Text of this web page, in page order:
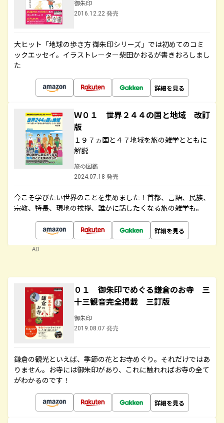
御朱印
2016.12.22 発売
大ヒット「地球の歩き方 御朱印シリーズ」では初めてのコミ
ックエッセイ。イラストレーター柴田かおるが書きおろしまし
た
詳細を見る
Ｗ０１ 世界２４４の国と地域 改訂
版
１９７ヵ国と４７地域を旅の雑学とともに
解説
旅の図鑑
2024.07.18 発売
今こそ学びたい世界のことを集めました！首都、言語、民族、
宗教、特長、現地の挨拶、誰かに話したくなる旅の雑学も。
詳細を見る
AD
０１ 御朱印でめぐる鎌倉のお寺 三
十三観音完全掲載 三訂版
御朱印
2019.08.07 発売
鎌倉の観光といえば、季節の花とお寺めぐり。それだけではあ
りません。お寺には御朱印があり、これに触れればお寺の全て
がわかるのです！
詳細を見る